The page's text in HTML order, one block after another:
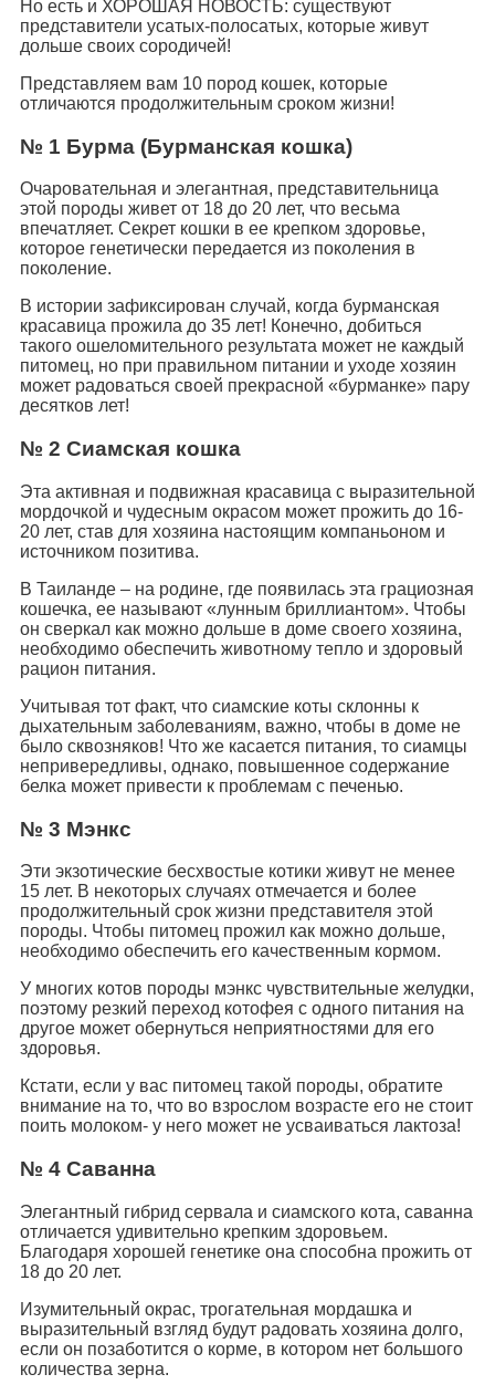
Но есть и ХОРОШАЯ НОВОСТЬ: существуют
представители усатых-полосатых, которые живут
дольше своих сородичей!
Представляем вам 10 пород кошек, которые
отличаются продолжительным сроком жизни!
№ 1 Бурма (Бурманская кошка)
Очаровательная и элегантная, представительница
этой породы живет от 18 до 20 лет, что весьма
впечатляет. Секрет кошки в ее крепком здоровье,
которое генетически передается из поколения в
поколение.
В истории зафиксирован случай, когда бурманская
красавица прожила до 35 лет! Конечно, добиться
такого ошеломительного результата может не каждый
питомец, но при правильном питании и уходе хозяин
может радоваться своей прекрасной «бурманке» пару
десятков лет!
№ 2 Сиамская кошка
Эта активная и подвижная красавица с выразительной
мордочкой и чудесным окрасом может прожить до 16-
20 лет, став для хозяина настоящим компаньоном и
источником позитива.
В Таиланде – на родине, где появилась эта грациозная
кошечка, ее называют «лунным бриллиантом». Чтобы
он сверкал как можно дольше в доме своего хозяина,
необходимо обеспечить животному тепло и здоровый
рацион питания.
Учитывая тот факт, что сиамские коты склонны к
дыхательным заболеваниям, важно, чтобы в доме не
было сквозняков! Что же касается питания, то сиамцы
непривередливы, однако, повышенное содержание
белка может привести к проблемам с печенью.
№ 3 Мэнкс
Эти экзотические бесхвостые котики живут не менее
15 лет. В некоторых случаях отмечается и более
продолжительный срок жизни представителя этой
породы. Чтобы питомец прожил как можно дольше,
необходимо обеспечить его качественным кормом.
У многих котов породы мэнкс чувствительные желудки,
поэтому резкий переход котофея с одного питания на
другое может обернуться неприятностями для его
здоровья.
Кстати, если у вас питомец такой породы, обратите
внимание на то, что во взрослом возрасте его не стоит
поить молоком- у него может не усваиваться лактоза!
№ 4 Саванна
Элегантный гибрид сервала и сиамского кота, саванна
отличается удивительно крепким здоровьем.
Благодаря хорошей генетике она способна прожить от
18 до 20 лет.
Изумительный окрас, трогательная мордашка и
выразительный взгляд будут радовать хозяина долго,
если он позаботится о корме, в котором нет большого
количества зерна.